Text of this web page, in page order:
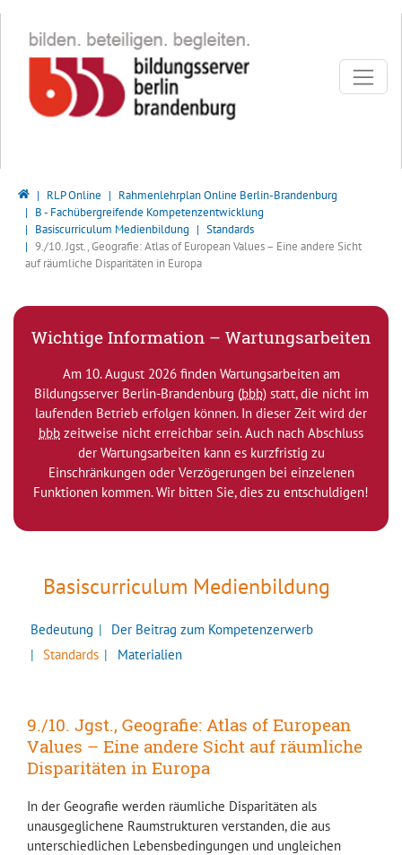
Bildungsserver Berlin - Brandenburg
RLP Online
Rahmenlehrplan Online Berlin-Brandenburg
B - Fachübergreifende Kompetenzentwicklung
Basiscurriculum Medienbildung
Standards
9./10. Jgst., Geografie: Atlas of European Values – Eine andere Sicht
auf räumliche Disparitäten in Europa
Wichtige Information – Wartungsarbeiten
Am 10. August 2026 finden Wartungsarbeiten am
Bildungsserver Berlin-Brandenburg (bbb) statt, die nicht im
laufenden Betrieb erfolgen können. In dieser Zeit wird der
bbb zeitweise nicht erreichbar sein. Auch nach Abschluss
der Wartungsarbeiten kann es kurzfristig zu
Einschränkungen oder Verzögerungen bei einzelenen
Funktionen kommen. Wir bitten Sie, dies zu entschuldigen!
Basiscurriculum Medienbildung
Bedeutung
Der Beitrag zum Kompetenzerwerb
Standards
Materialien
9./10. Jgst., Geografie: Atlas of European
Values – Eine andere Sicht auf räumliche
Disparitäten in Europa
In der Geografie werden räumliche Disparitäten als
unausgeglichene Raumstrukturen verstanden, die aus
unterschiedlichen Lebensbedingungen und ungleichen